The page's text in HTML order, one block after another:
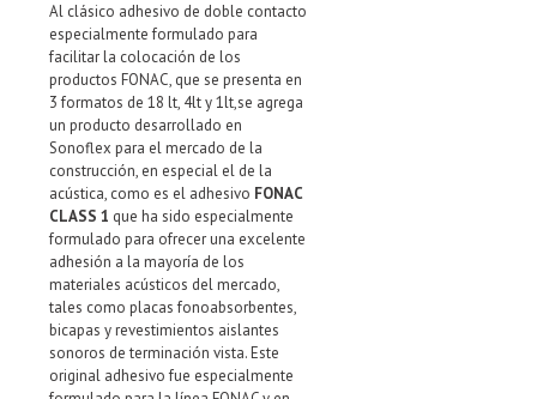
Al clásico adhesivo de doble contacto
especialmente formulado para
facilitar la colocación de los
productos FONAC, que se presenta en
3 formatos de 18 lt, 4lt y 1lt,se agrega
un producto desarrollado en
Sonoflex para el mercado de la
construcción, en especial el de la
acústica, como es el adhesivo FONAC
CLASS 1 que ha sido especialmente
formulado para ofrecer una excelente
adhesión a la mayoría de los
materiales acústicos del mercado,
tales como placas fonoabsorbentes,
bicapas y revestimientos aislantes
sonoros de terminación vista. Este
original adhesivo fue especialmente